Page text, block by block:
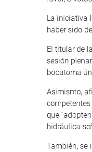
La iniciativa
haber sido
El titular de
sesión
bocatoma
Asimismo,
que
hidráulica
También, se